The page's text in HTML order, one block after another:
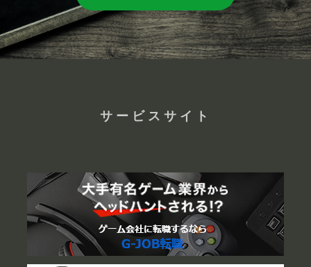
サービスサイト